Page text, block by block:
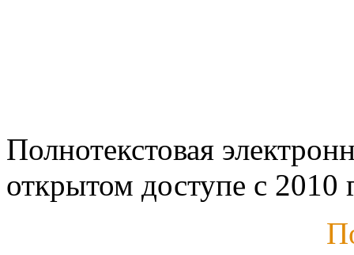
Полнотекстовая
открытом доступе с 2010